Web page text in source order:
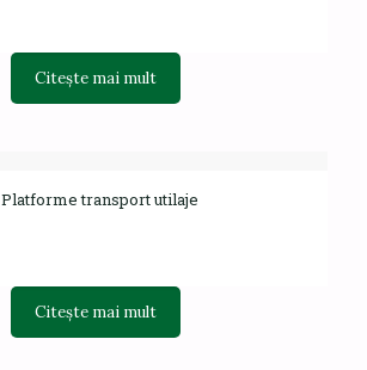
Citește mai mult
Platforme transport utilaje
Citește mai mult